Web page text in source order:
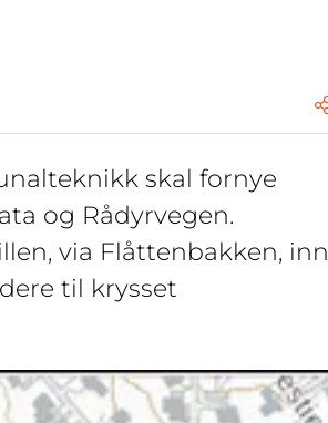
skal fornye
og Rådyrvegen.
via Flåttenbakken, inn
til krysset